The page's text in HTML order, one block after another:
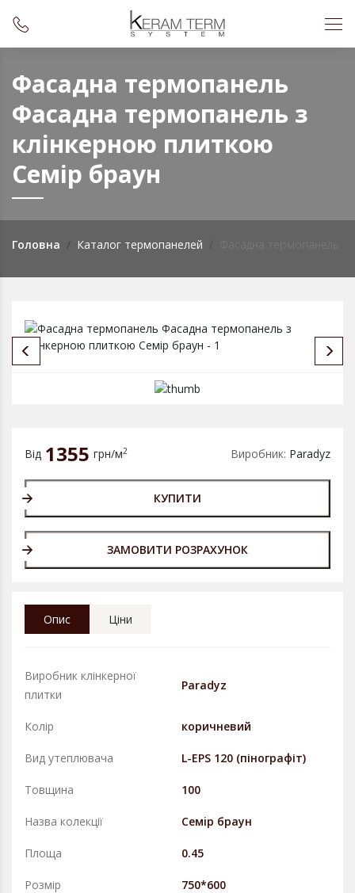
Фасадна термопанель
Фасадна термопанель з
клінкерною плиткою
Семiр браун
Головна Каталог термопанелей Фасадна термопанель з
Від 1355 грн/м2 Виробник: Paradyz
КУПИТИ
ЗАМОВИТИ РОЗРАХУНОК
Опис Ціни
Виробник клінкерної
плитки
Paradyz
Колір коричневий
Вид утеплювача L-EPS 120 (пінографіт)
Товщина 100
Назва колекції Семiр браун
Площа 0.45
Розмір 750*600